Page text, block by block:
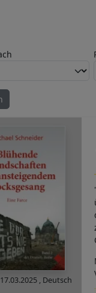
17.03.2025 , Deutsch